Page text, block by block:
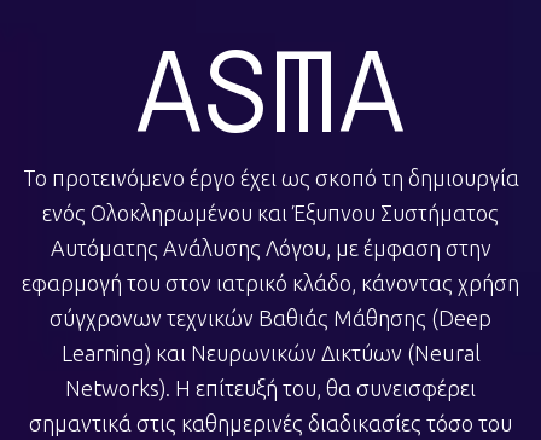
ASMA
Το προτεινόμενο έργο έχει ως σκοπό τη δημιουργία
ενός Ολοκληρωμένου και Έξυπνου Συστήματος
Αυτόματης Ανάλυσης Λόγου, με έμφαση στην
εφαρμογή του στον ιατρικό κλάδο, κάνοντας χρήση
σύγχρονων τεχνικών Βαθιάς Μάθησης (Deep
Learning) και Νευρωνικών Δικτύων (Neural
Networks). Η επίτευξή του, θα συνεισφέρει
σημαντικά στις καθημερινές διαδικασίες τόσο του